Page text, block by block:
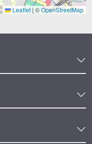
Leaflet| ©OpenStreetMap